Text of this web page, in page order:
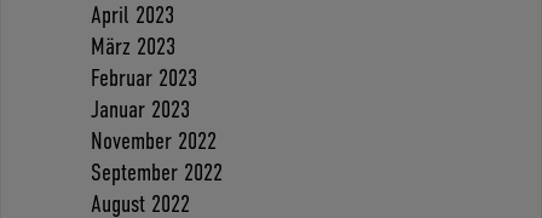
April 2023
März 2023
Februar 2023
Januar 2023
November 2022
September 2022
August 2022